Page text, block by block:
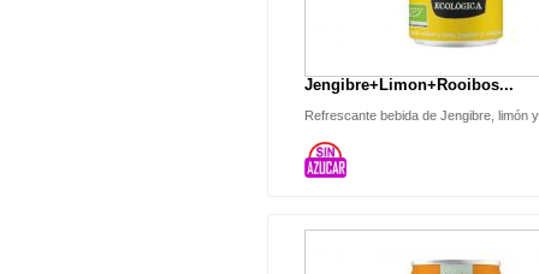
Jengibre+Limon+Rooibos...
Refrescante bebida de Jengibre, limón